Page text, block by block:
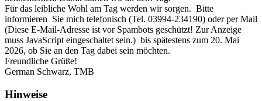
Für das leibliche Wohl am Tag werden wir sorgen. Bitte
informieren Sie mich telefonisch (Tel. 03994-234190) oder per Mail
(Diese E-Mail-Adresse ist vor Spambots geschützt! Zur Anzeige
muss JavaScript eingeschaltet sein.) bis spätestens zum 20. Mai
2026, ob Sie an den Tag dabei sein möchten.
Freundliche Grüße!
German Schwarz, TMB
Hinweise